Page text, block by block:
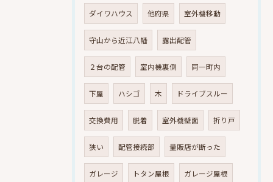
ダイワハウス 他府県 室外機移動
守山から近江八幡 露出配管
２台の配管 室内機裏側 同一町内
下屋 ハシゴ 木 ドライブスルー
交換費用 脱着 室外機壁面 折り戸
狭い 配管接続部 量販店が断った
ガレージ トタン屋根 ガレージ屋根